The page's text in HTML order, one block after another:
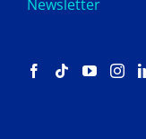
Newsletter